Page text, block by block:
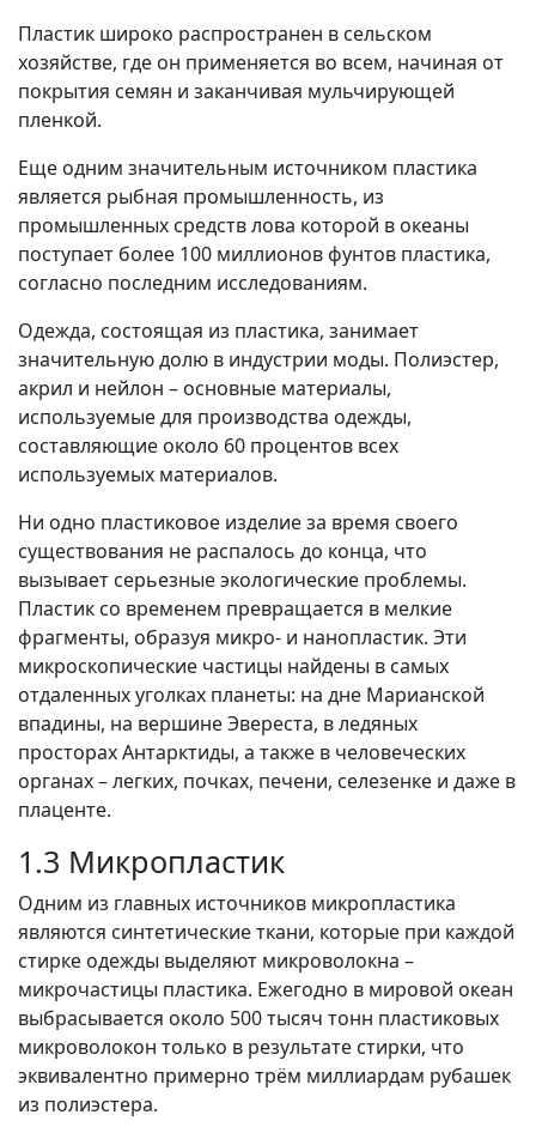
Пластик широко распространен в сельском
хозяйстве, где он применяется во всем, начиная от
покрытия семян и заканчивая мульчирующей
пленкой.
Еще одним значительным источником пластика
является рыбная промышленность, из
промышленных средств лова которой в океаны
поступает более 100 миллионов фунтов пластика,
согласно последним исследованиям.
Одежда, состоящая из пластика, занимает
значительную долю в индустрии моды. Полиэстер,
акрил и нейлон – основные материалы,
используемые для производства одежды,
составляющие около 60 процентов всех
используемых материалов.
Ни одно пластиковое изделие за время своего
существования не распалось до конца, что
вызывает серьезные экологические проблемы.
Пластик со временем превращается в мелкие
фрагменты, образуя микро- и нанопластик. Эти
микроскопические частицы найдены в самых
отдаленных уголках планеты: на дне Марианской
впадины, на вершине Эвереста, в ледяных
просторах Антарктиды, а также в человеческих
органах – легких, почках, печени, селезенке и даже в
плаценте.
1.3 Микропластик
Одним из главных источников микропластика
являются синтетические ткани, которые при каждой
стирке одежды выделяют микроволокна –
микрочастицы пластика. Ежегодно в мировой океан
выбрасывается около 500 тысяч тонн пластиковых
микроволокон только в результате стирки, что
эквивалентно примерно трём миллиардам рубашек
из полиэстера.